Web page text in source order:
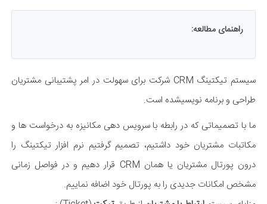
راهنمای مطالعه:
سیستم تیکتینگ CRM شرکت برای سهولت در امر پشتیبانی مشتریان
طراحی و برنامه نویسیشده است.
ما با تصمیماتی که در رابطه با سرویس دهی مکانیزه به درخواست ها و
مکاتبات مشتریان خود داشتیم، تصمیم گرفتیم نرم افزار تیکتینگ را
درون پورتال مشتریان یا همان CRM قرار دهیم و در فواصل زمانی
مشخص امکانات جدیدی را به پورتال خود اضافه نماییم.